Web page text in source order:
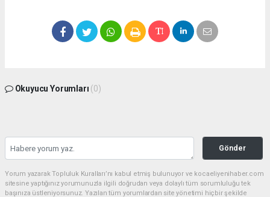
Okuyucu Yorumları (0)
Gönder
Yorum yazarak Topluluk Kuralları’nı kabul etmiş bulunuyor ve kocaeliyenihaber.com
sitesine yaptığınız yorumunuzla ilgili doğrudan veya dolaylı tüm sorumluluğu tek
başınıza üstleniyorsunuz. Yazılan tüm yorumlardan site yönetimi hiçbir şekilde